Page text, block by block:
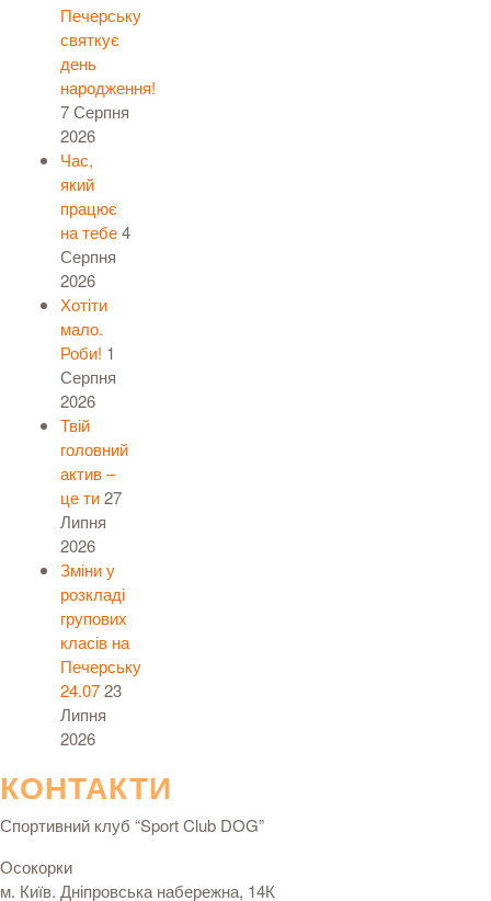
Печерську
святкує
день
народження!
7 Серпня
2026
Час,
який
працює
на тебе4
Серпня
2026
Хотіти
мало.
Роби! 1
Серпня
2026
Твій
головний
актив –
це ти27
Липня
2026
Зміни у
розкладі
групових
класів на
Печерську
24.0723
Липня
2026
КОНТАКТИ
Спортивний клуб “Sport Club DOG”
Осокорки
м. Київ. Дніпровська набережна, 14К